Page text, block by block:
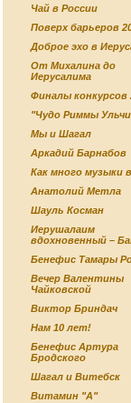
Чай в России
Поверх барьеров
Доброе эхо в
От Михалина до
Иерусалима
Финалы конкурсов
"Чудо Риммы
Мы и Шагал
Аркадий Барнабов
Как много музыки
Анатолий Метла
Шауль Косман
Иерушалаим
вдохновенный –
Бенефис Тамары
Вечер Валентины
Чайковской
Виктор Бриндач
Нам 10 лет!
Бенефис Артура
Бродского
Шагал и Витебск
Витамин "А"